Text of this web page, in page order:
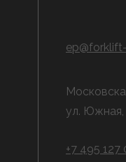
ул.
+7 495 127